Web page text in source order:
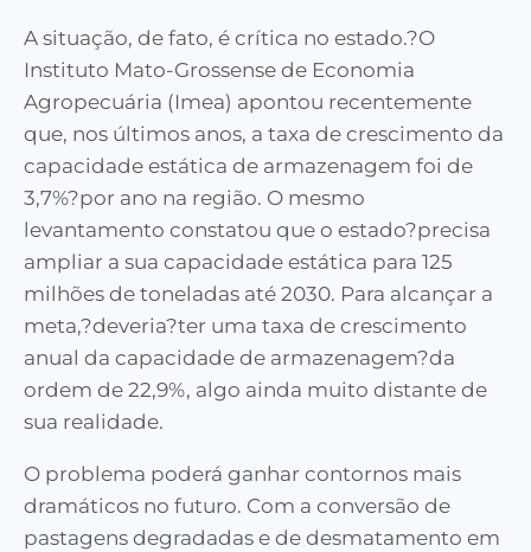
A situação, de fato, é crítica no estado.?O
Instituto Mato-Grossense de Economia
Agropecuária (Imea) apontou recentemente
que, nos últimos anos, a taxa de crescimento da
capacidade estática de armazenagem foi de
3,7%?por ano na região. O mesmo
levantamento constatou que o estado?precisa
ampliar a sua capacidade estática para 125
milhões de toneladas até 2030. Para alcançar a
meta,?deveria?ter uma taxa de crescimento
anual da capacidade de armazenagem?da
ordem de 22,9%, algo ainda muito distante de
sua realidade.
O problema poderá ganhar contornos mais
dramáticos no futuro. Com a conversão de
pastagens degradadas e de desmatamento em